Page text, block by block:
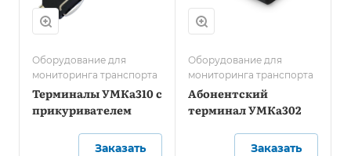
Оборудование для
мониторинга транспорта
Терминалы УМКа310 c
прикуривателем
Заказать
Оборудование для
мониторинга транспорта
Абонентский
терминал УМКа302
Заказать